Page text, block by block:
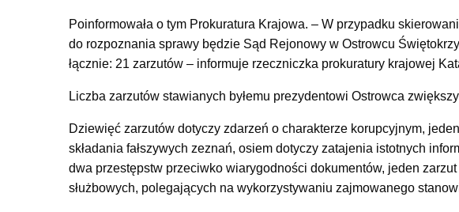
Poinformowała o tym Prokuratura Krajowa. – W przypadku
do rozpoznania sprawy będzie Sąd Rejonowy w Ostrowcu
łącznie: 21 zarzutów – informuje rzeczniczka prokuratury krajowej
Liczba zarzutów stawianych byłemu prezydentowi Ostrowca
Dziewięć zarzutów dotyczy zdarzeń o charakterze korupcyjnym,
składania fałszywych zeznań, osiem dotyczy zatajenia istotnych
dwa przestępstw przeciwko wiarygodności dokumentów, jeden
służbowych, polegających na wykorzystywaniu zajmowanego